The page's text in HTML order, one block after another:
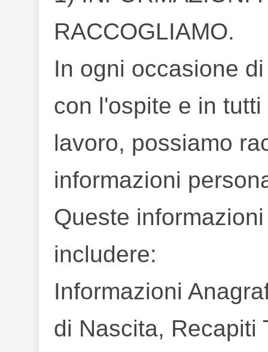
RACCOGLIAMO.
In ogni occasione
con l'ospite e in
lavoro, possiamo
informazioni
Queste
includere:
Informazioni
di Nascita, Recapiti